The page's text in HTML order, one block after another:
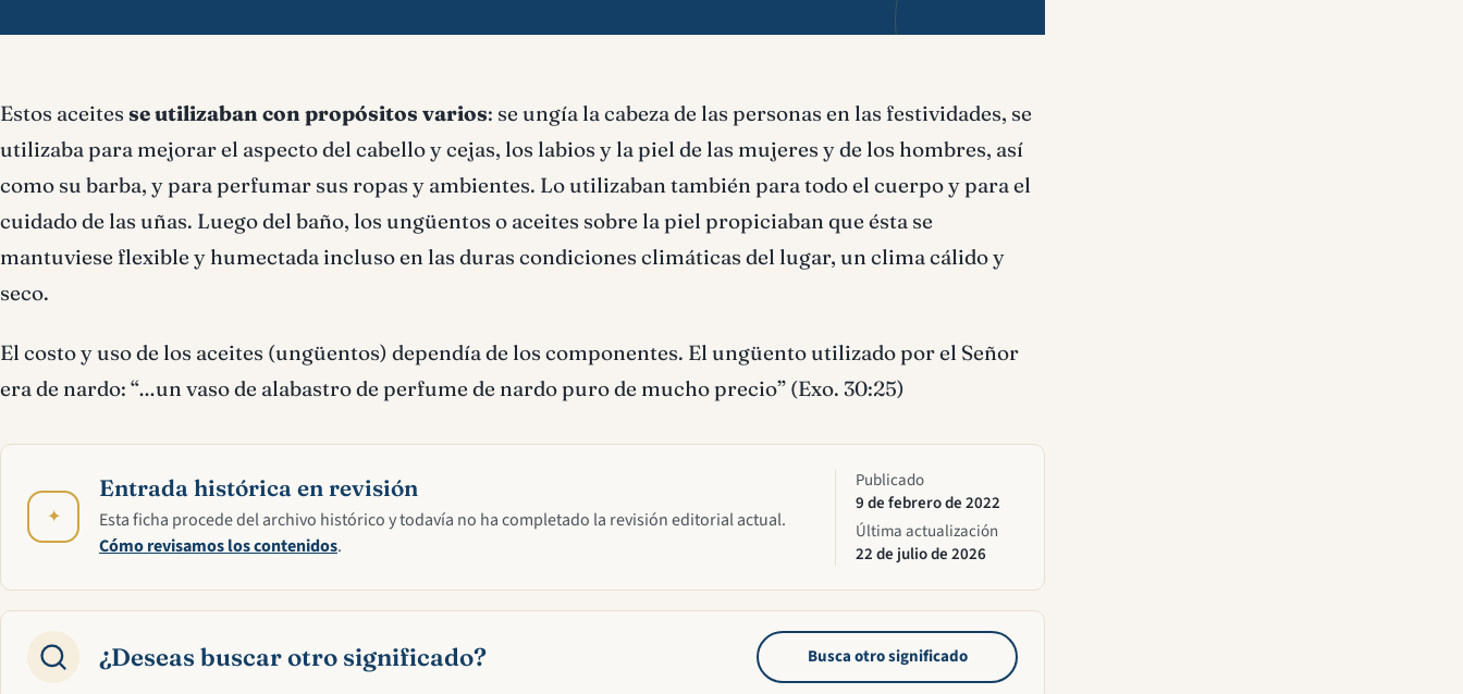
Estos aceites se utilizaban con propósitos varios: se ungía la cabeza de las personas en las festividades, se
utilizaba para mejorar el aspecto del cabello y cejas, los labios y la piel de las mujeres y de los hombres, así
como su barba, y para perfumar sus ropas y ambientes. Lo utilizaban también para todo el cuerpo y para el
cuidado de las uñas. Luego del baño, los ungüentos o aceites sobre la piel propiciaban que ésta se
mantuviese flexible y humectada incluso en las duras condiciones climáticas del lugar, un clima cálido y
seco.
El costo y uso de los aceites (ungüentos) dependía de los componentes. El ungüento utilizado por el Señor
era de nardo: “…un vaso de alabastro de perfume de nardo puro de mucho precio” (Exo. 30:25)
✦
Entrada histórica en revisión
Esta ficha procede del archivo histórico y todavía no ha completado la revisión editorial actual.
Cómo revisamos los contenidos.
Publicado
9 de febrero de 2022
Última actualización
22 de julio de 2026
¿Deseas buscar otro significado? Busca otro significado